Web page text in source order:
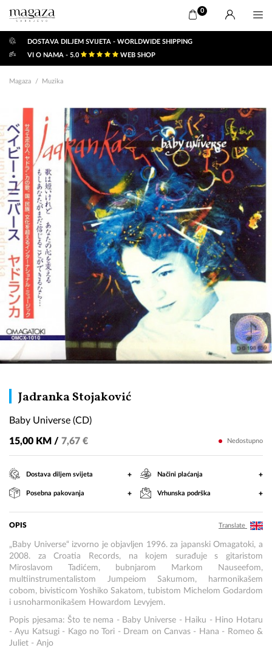
0
DOSTAVA DILJEM SVIJETA - WORLDWIDE SHIPPING
VI O NAMA - 5.0
WEB SHOP
Magaza Muzika
Jadranka StojakovićBaby
Baby Universe (CD)
15,00 KM / 7,67 € Nedostupno
Dostava diljem svijeta + Načini plaćanja +
Posebna pakovanja + Vrhunska podrška +
OPIS Translate
„Baby Universe“ izvorno je objavljen 1996. za japanski Omagatoki, a
2008. za Croatia Records, na kojem surađuje s gitaristom
Miroslavom Tadićem, bubnjarom Markom Nauseefom,
multiinstrumentalistom Jumpeiom Sakumom, harmonikašem
cobom, bivisticom Yoshiko Sakatom, tubistom Michelom Godardom
i usnoharmonikašem Howardom Levyjem.
Popis pjesama: Što te nema - Baby Universe - Haiku - Hino Hotaru
- Ayu Katsugi - Kago no Tori - Dream on Canvas - Hana - Romeo &
Juliet - Anjo